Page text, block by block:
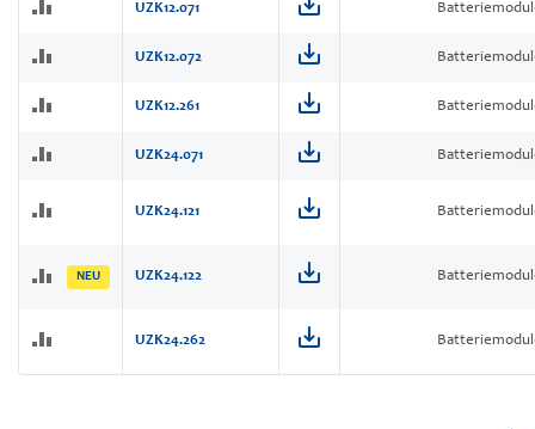
UZK12.071
UZK12.072
UZK12.261
UZK24.071
UZK24.121
NEU UZK24.122
UZK24.262